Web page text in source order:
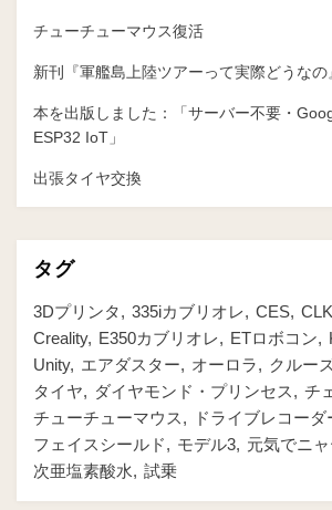
チューチューマウス復活
新刊『軍艦島上陸ツアーって実際どうなの
本を出版しました：「サーバー不要・
ESP32 IoT」
出張タイヤ交換
タグ
3Dプリンタ 335iカブリオレ CES
Creality
E350カブリオレ ETロボコン
Unity
エアダスター オーロラ クルー
タイヤ
ダイヤモンド・プリンセス
チ
チューチューマウス
ドライブレコーダ
フェイスシールド
モデル3
元気でニ
次亜塩素酸水
試乗